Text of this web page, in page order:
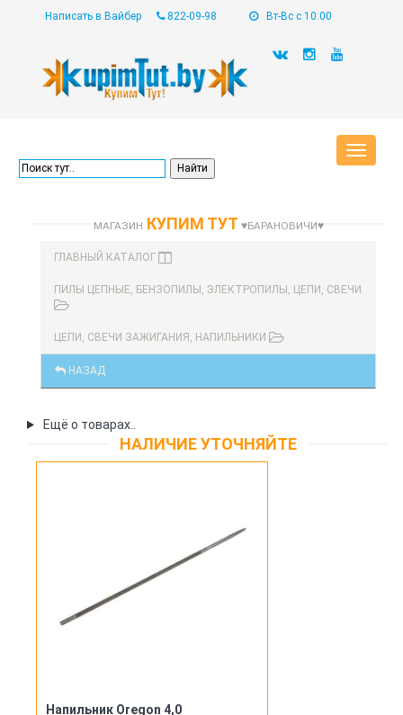
Написать в Вайбер 822-09-98 Вт-Вс с 10:00
Toggle
МАГАЗИН КУПИМ ТУТ ♥БАРАНОВИЧИ♥
ГЛАВНЫЙ КАТАЛОГ
ПИЛЫ ЦЕПНЫЕ, БЕНЗОПИЛЫ, ЭЛЕКТРОПИЛЫ, ЦЕПИ, СВЕЧИ
ЦЕПИ, СВЕЧИ ЗАЖИГАНИЯ, НАПИЛЬНИКИ
НАЗАД
Ещё о товарах..
НАЛИЧИЕ УТОЧНЯЙТЕ
Напильник Oregon 4,0